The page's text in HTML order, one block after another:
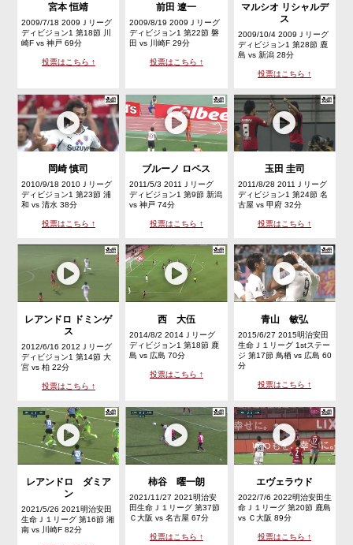
宮本 恒靖
2009/7/18 2009Ｊリーグ
ディビジョン1 第18節 川
崎F vs 神戸 69分
投票はこちら ↑
前田 遼一
2009/8/19 2009Ｊリーグ
ディビジョン1 第22節 磐
田 vs 川崎F 29分
投票はこちら ↑
マルシオ リシャルデ
ス
2009/10/4 2009Ｊリーグ
ディビジョン1 第28節 鹿
島 vs 新潟 28分
投票はこちら ↑
岡崎 慎司
2010/9/18 2010Ｊリーグ
ディビジョン1 第23節 浦
和 vs 清水 38分
投票はこちら ↑
ブルーノ ロペス
2011/5/3 2011Ｊリーグ
ディビジョン1 第9節 新潟
vs 神戸 74分
投票はこちら ↑
玉田 圭司
2011/8/28 2011Ｊリーグ
ディビジョン1 第24節 名
古屋 vs 甲府 32分
投票はこちら ↑
レアンドロ ドミンゲ
ス
2012/6/16 2012Ｊリーグ
ディビジョン1 第14節 大
宮 vs 柏 22分
投票はこちら ↑
西 大伍
2014/8/2 2014Ｊリーグ
ディビジョン1 第18節 鹿
島 vs 広島 70分
投票はこちら ↑
青山 敏弘
2015/6/27 2015明治安田
生命Ｊ１リーグ 1stステー
ジ 第17節 鳥栖 vs 広島 60
分
投票はこちら ↑
レアンドロ ダミア
ン
2021/5/26 2021明治安田
生命Ｊ１リーグ 第16節 湘
南 vs 川崎F 82分
柿谷 曜一朗
2021/11/27 2021明治安
田生命Ｊ１リーグ 第37節
Ｃ大阪 vs 名古屋 67分
投票はこちら ↑
エヴェラウド
2022/7/6 2022明治安田生
命Ｊ１リーグ 第20節 鹿島
vs Ｃ大阪 89分
投票はこちら ↑